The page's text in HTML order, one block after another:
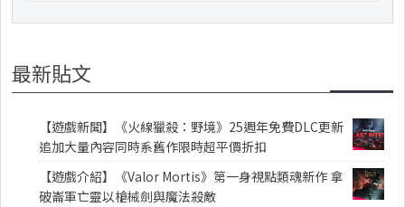
最新貼文
【遊戲新聞】《火線獵殺：野境》25週年免費DLC更新
追加大量內容同時系舊作限時超平價折扣
【遊戲介紹】《Valor Mortis》第一身視點類魂新作 拿
破崙軍亡靈以槍械劍與魔法殺敵